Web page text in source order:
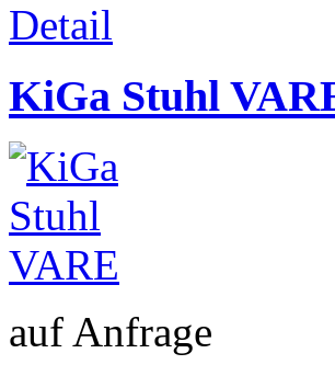
Detail
KiGa Stuhl
auf Anfrage